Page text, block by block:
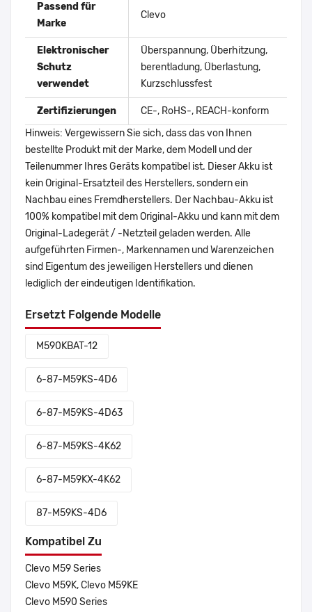
Passend für
Marke
Clevo
Elektronischer
Schutz
verwendet
Überspannung, Überhitzung,
berentladung, Überlastung,
Kurzschlussfest
Zertifizierungen
CE-, RoHS-, REACH-konform
Hinweis: Vergewissern Sie sich, dass das von Ihnen
bestellte Produkt mit der Marke, dem Modell und der
Teilenummer Ihres Geräts kompatibel ist. Dieser Akku ist
kein Original-Ersatzteil des Herstellers, sondern ein
Nachbau eines Fremdherstellers. Der Nachbau-Akku ist
100% kompatibel mit dem Original-Akku und kann mit dem
Original-Ladegerät / -Netzteil geladen werden. Alle
aufgeführten Firmen-, Markennamen und Warenzeichen
sind Eigentum des jeweiligen Herstellers und dienen
lediglich der eindeutigen Identifikation.
Ersetzt Folgende Modelle
M590KBAT-12
6-87-M59KS-4D6
6-87-M59KS-4D63
6-87-M59KS-4K62
6-87-M59KX-4K62
87-M59KS-4D6
Kompatibel Zu
Clevo M59 Series
Clevo M59K, Clevo M59KE
Clevo M590 Series